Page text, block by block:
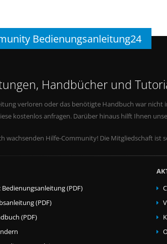
Bedienungsanleitung24
Handbücher und
verloren oder das benötigte Handbuch war
kostenlos anfragen. Darüber hinaus hilft Ihnen
wachsenden Hilfe-Community! Die Mitgliedschaft
Bedienungsanleitung (PDF)
(PDF)
(PDF)